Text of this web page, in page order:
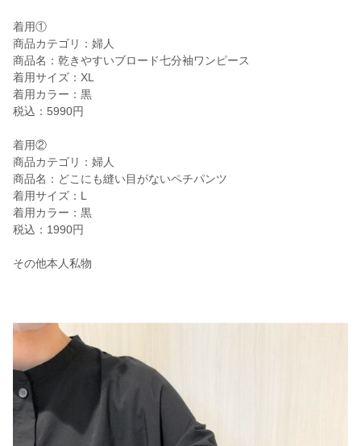
着用①
商品カテゴリ：婦人
商品名：乾きやすいブロード七分袖ワンピース
着用サイズ：XL
着用カラー：黒
税込：5990円
着用②
商品カテゴリ：婦人
商品名：どこにも縫い目がないペチパンツ
着用サイズ：L
着用カラー：黒
税込：1990円
その他本人私物